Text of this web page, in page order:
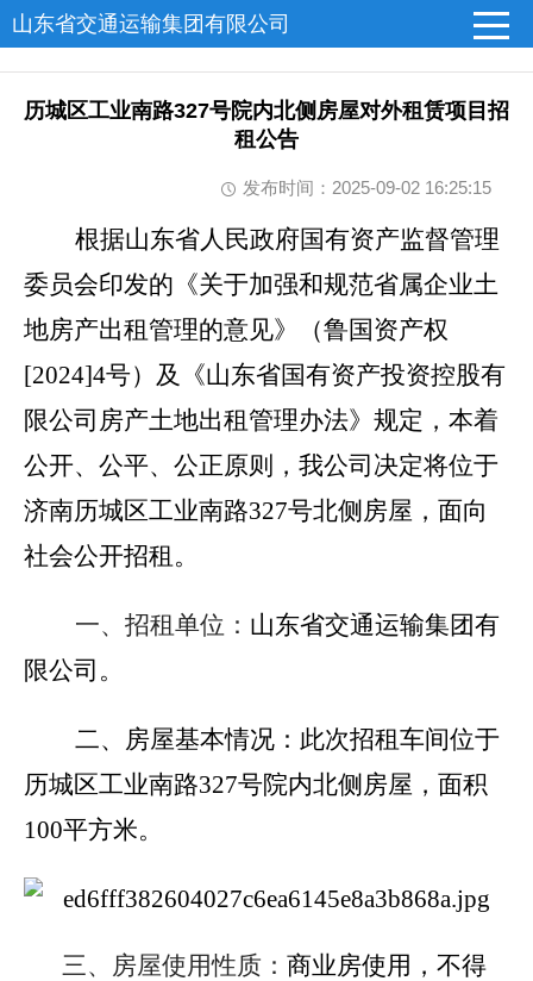
山东省交通运输集团有限公司
历城区工业南路327号院内北侧房屋对外租赁项目招
租公告
发布时间：2025-09-02 16:25:15
根据山东省人民政府国有资产监督管理
委员会印发的《关于加强和规范省属企业土
地房产出租管理的意见》
（鲁国资产权
[2024]4号） 及
《山东省国有资产投资控股有
限公司房产土地出租管理办法》 规定，本着
公开、公平、公正原则，我公司决定将位于
济南历城区工业南路327号北侧房屋，面向
社会公开招租。
一、招租单位： 山东省交通运输集团有
限公司。
二、房屋基本情况： 此次招租车间位于
历城区工业南路327号院内北侧房屋，面积
100平方米。
三、房屋使用性质： 商业房使用，不得